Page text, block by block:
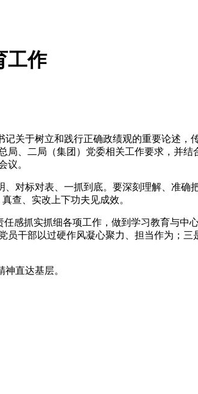
工作
于树立和践行正确政绩观的重要论述，
、二局（集团）党委相关工作要求，并
议。
标对表、一抓到底。要深刻理解、准确
查、实改上下功夫见成效。
抓实抓细各项工作，做到学习教育与中
干部以过硬作风凝心聚力、担当作为；
直达基层。